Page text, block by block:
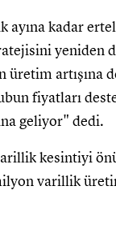
ayına kadar
yeniden
üretim
fiyatları
geliyor" dedi.
kesintiyi
varillik